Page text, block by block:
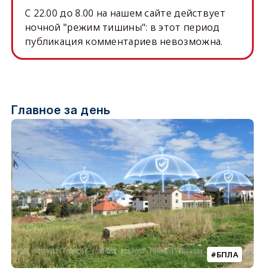
C 22.00 до 8.00 на нашем сайте действует
ночной "режим тишины": в этот период
публикация комментариев невозможна.
Главное за день
БПЛА